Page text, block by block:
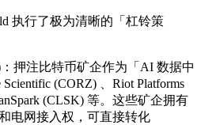
执行了极为清晰的「杠铃策
押注比特币矿企作为「AI 数据中
(CORZ) 、Riot Platforms
(CLSK) 等。这些矿企拥有
电网接入权，可直接转化